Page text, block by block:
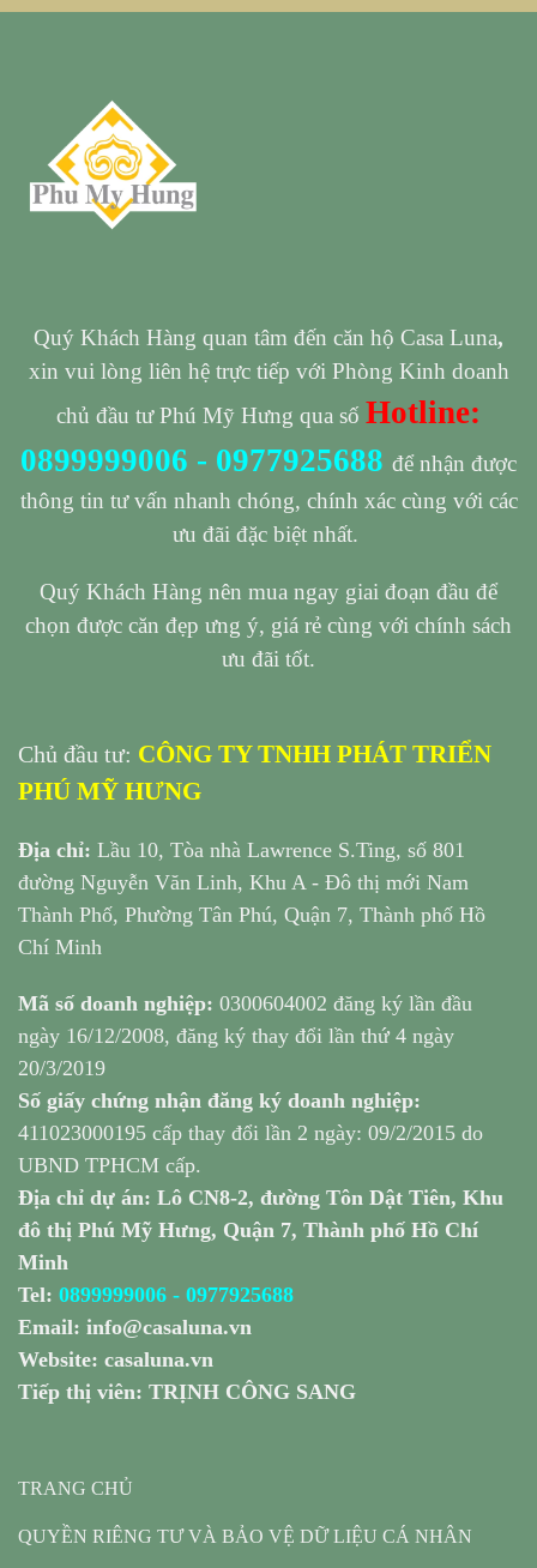
Quý Khách Hàng quan tâm đến căn hộ Casa Luna,
xin vui lòng liên hệ trực tiếp với Phòng Kinh doanh
chủ đầu tư Phú Mỹ Hưng qua số Hotline:
0899999006 - 0977925688 để nhận được
thông tin tư vấn nhanh chóng, chính xác cùng với các
ưu đãi đặc biệt nhất.
Quý Khách Hàng nên mua ngay giai đoạn đầu để
chọn được căn đẹp ưng ý, giá rẻ cùng với chính sách
ưu đãi tốt.
Chủ đầu tư: CÔNG TY TNHH PHÁT TRIỂN
PHÚ MỸ HƯNG
Địa chỉ: Lầu 10, Tòa nhà Lawrence S.Ting, số 801
đường Nguyễn Văn Linh, Khu A - Đô thị mới Nam
Thành Phố, Phường Tân Phú, Quận 7, Thành phố Hồ
Chí Minh
Mã số doanh nghiệp: 0300604002 đăng ký lần đầu
ngày 16/12/2008, đăng ký thay đổi lần thứ 4 ngày
20/3/2019
Số giấy chứng nhận đăng ký doanh nghiệp:
411023000195 cấp thay đổi lần 2 ngày: 09/2/2015 do
UBND TPHCM cấp.
Địa chỉ dự án: Lô CN8-2, đường Tôn Dật Tiên, Khu
đô thị Phú Mỹ Hưng, Quận 7, Thành phố Hồ Chí
Minh
Tel: 0899999006 - 0977925688
Email: info@casaluna.vn
Website: casaluna.vn
Tiếp thị viên: TRỊNH CÔNG SANG
TRANG CHỦ
QUYỀN RIÊNG TƯ VÀ BẢO VỆ DỮ LIỆU CÁ NHÂN